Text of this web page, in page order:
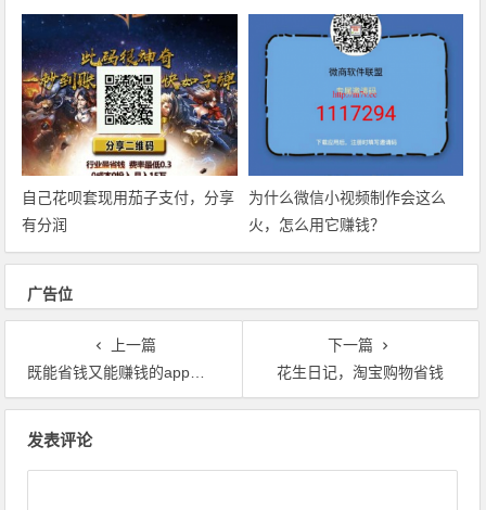
自己花呗套现用茄子支付，分享
有分润
为什么微信小视频制作会这么
火，怎么用它赚钱？
广告位
上一篇
既能省钱又能赚钱的app优品快报是真的吗？
下一篇
花生日记，淘宝购物省钱
发表评论